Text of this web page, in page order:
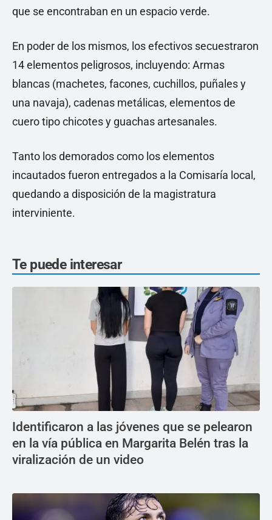
que se encontraban en un espacio verde.
En poder de los mismos, los efectivos secuestraron
14 elementos peligrosos, incluyendo: Armas
blancas (machetes, facones, cuchillos, puñales y
una navaja), cadenas metálicas, elementos de
cuero tipo chicotes y guachas artesanales.
Tanto los demorados como los elementos
incautados fueron entregados a la Comisaría local,
quedando a disposición de la magistratura
interviniente.
Te puede interesar
Identificaron a las jóvenes que se pelearon
en la vía pública en Margarita Belén tras la
viralización de un video